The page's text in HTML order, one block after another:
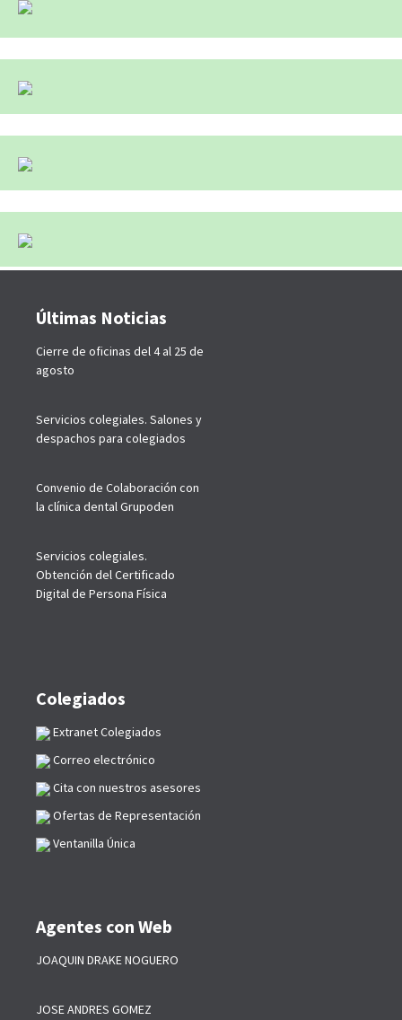
Últimas Noticias
Cierre de oficinas del 4 al 25 de
agosto
Servicios colegiales. Salones y
despachos para colegiados
Convenio de Colaboración con
la clínica dental Grupoden
Servicios colegiales.
Obtención del Certificado
Digital de Persona Física
Colegiados
Extranet Colegiados
Correo electrónico
Cita con nuestros asesores
Ofertas de Representación
Ventanilla Única
Agentes con Web
JOAQUIN DRAKE NOGUERO
JOSE ANDRES GOMEZ